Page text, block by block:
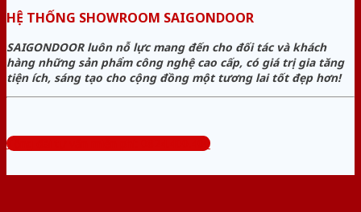
HỆ THỐNG SHOWROOM SAIGONDOOR
SAIGONDOOR luôn nỗ lực mang đến cho đối tác và khách
hàng những sản phẩm công nghệ cao cấp, có giá trị gia tăng
tiện ích, sáng tạo cho cộng đồng một tương lai tốt đẹp hơn!
Tổng đài tư vấn miễn phí: 0824.400.400